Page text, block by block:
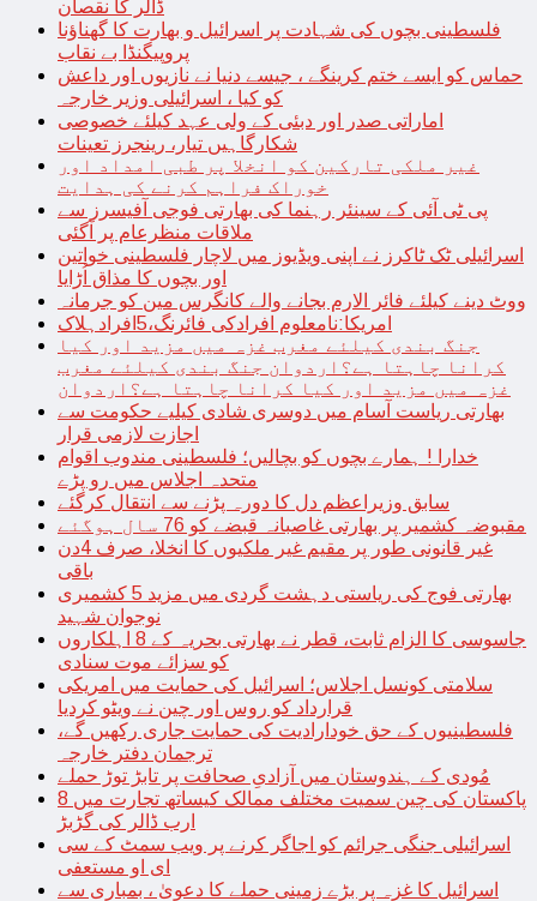
ڈالر کا نقصان
فلسطینی بچوں کی شہادت پر اسرائیل و بھارت کا گھناؤنا
پروپیگنڈا بے نقاب
حماس کو ایسے ختم کرینگے ، جیسے دنیا نے نازیوں اور داعش
کو کیا ، اسرائیلی وزیر خارجہ
اماراتی صدر اور دبئی کے ولی عہد کیلئے خصوصی
شکارگاہیں تیار، رینجرز تعینات
غیر ملکی تارکین کو انخلا پر طبی امداد اور
خوراک فراہم کرنے کی ہدایت
پی ٹی آئی کے سینئر رہنما کی بھارتی فوجی آفیسرز سے
ملاقات منظرعام پر آگئی
اسرائیلی ٹک ٹاکرز نے اپنی ویڈیوز میں لاچار فلسطینی خواتین
اور بچوں کا مذاق اُڑایا
ووٹ دینے کیلئے فائر الارم بجانے والے کانگرس مین کو جرمانہ
امریکا:نامعلوم افرادکی فائرنگ،5افرادہلاک
جنگ بندی کیلئے مغرب غزہ میں مزید اور کیا
کرانا چاہتا ہے؟اردوان جنگ بندی کیلئے مغرب
غزہ میں مزید اور کیا کرانا چاہتا ہے؟اردوان
بھارتی ریاست آسام میں دوسری شادی کیلیے حکومت سے
اجازت لازمی قرار
خدارا ! ہمارے بچوں کو بچالیں؛ فلسطینی مندوب اقوام
متحدہ اجلاس میں رو پڑے
سابق وزیراعظم دل کا دورہ پڑنے سے انتقال کرگئے
مقبوضہ کشمیر پر بھارتی غاصبانہ قبضے کو 76 سال ہوگئے
غیر قانونی طور پر مقیم غیر ملکیوں کا انخلا، صرف 4دن
باقی
بھارتی فوج کی ریاستی دہشت گردی میں مزید 5 کشمیری
نوجوان شہید
جاسوسی کا الزام ثابت، قطر نے بھارتی بحریہ کے 8 اہلکاروں
کو سزائے موت سنادی
سلامتی کونسل اجلاس؛ اسرائیل کی حمایت میں امریکی
قرارداد کو روس اور چین نے ویٹو کردیا
فلسطینیوں کے حق خودارادیت کی حمایت جاری رکھیں گے،
ترجمان دفتر خارجہ
مُودی کے ہندوستان میں آزادیِ صحافت پر تابڑ توڑ حملے
پاکستان کی چین سمیت مختلف ممالک کیساتھ تجارت میں 8
ارب ڈالر کی گڑبڑ
اسرائیلی جنگی جرائم کو اجاگر کرنے پر ویب سمٹ کے سی
ای او مستعفی
اسرائیل کا غزہ پر بڑے زمینی حملے کا دعویٰ ، بمباری سے